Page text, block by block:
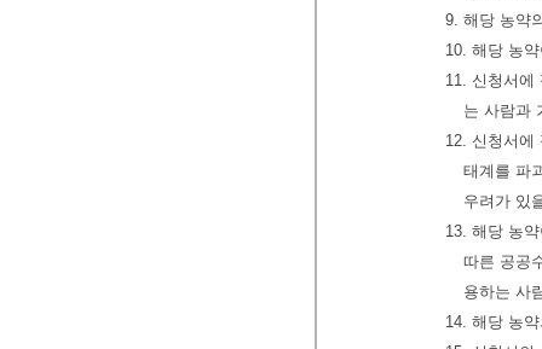
9. 해당 농약
10. 해당 농
11. 신청서에
는 사람과
12. 신청서에
태계를 파
우려가 있
13. 해당 농
따른 공공
용하는 사
14. 해당 농